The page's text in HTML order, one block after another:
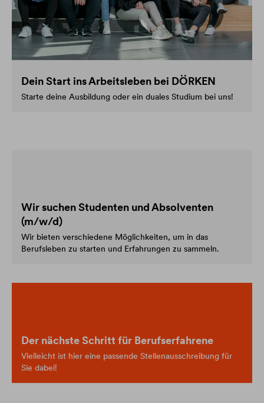
Dein Start ins Arbeitsleben bei DÖRKEN
Starte deine Ausbildung oder ein duales Studium bei uns!
Wir suchen Studenten und Absolventen
(m/w/d)
Wir bieten verschiedene Möglichkeiten, um in das
Berufsleben zu starten und Erfahrungen zu sammeln.
Der nächste Schritt für Berufserfahrene
Vielleicht ist hier eine passende Stellenausschreibung für
Sie dabei!